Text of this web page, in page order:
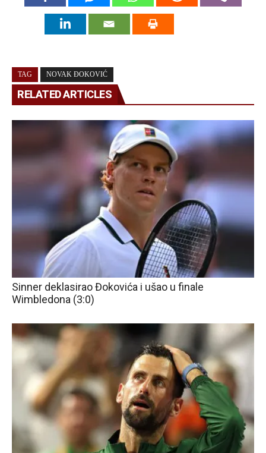
TAG NOVAK ĐOKOVIĆ
RELATED ARTICLES
Sinner deklasirao Đokovića i ušao u finale
Wimbledona (3:0)